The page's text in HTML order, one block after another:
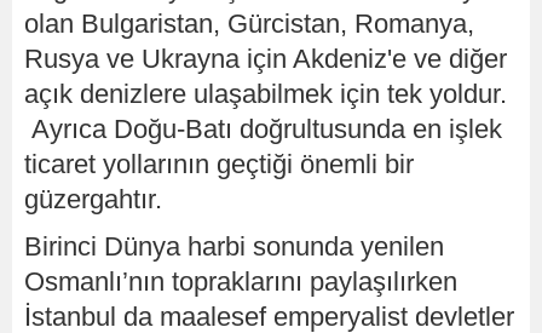
olan Bulgaristan, Gürcistan, Romanya,
Rusya ve Ukrayna için Akdeniz'e ve diğer
açık denizlere ulaşabilmek için tek yoldur.
Ayrıca Doğu-Batı doğrultusunda en işlek
ticaret yollarının geçtiği önemli bir
güzergahtır.
Birinci Dünya harbi sonunda yenilen
Osmanlı’nın topraklarını paylaşılırken
İstanbul da maalesef emperyalist devletler